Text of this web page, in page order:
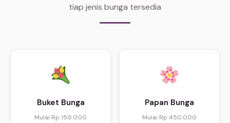
tiap jenis bunga tersedia
Buket Bunga
Mulai Rp 150.000
Papan Bunga
Mulai Rp 450.000